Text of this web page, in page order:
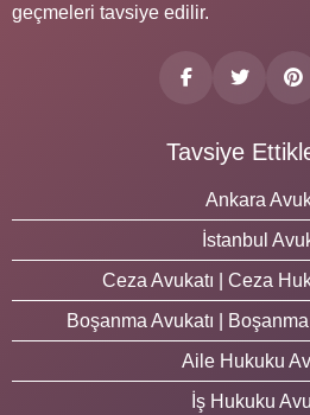
geçmeleri tavsiye edilir.
Tavsiye
Ankara
İstanbul
Ceza Avukatı | Ceza
Boşanma Avukatı |
Aile Hukuku
İş Hukuku